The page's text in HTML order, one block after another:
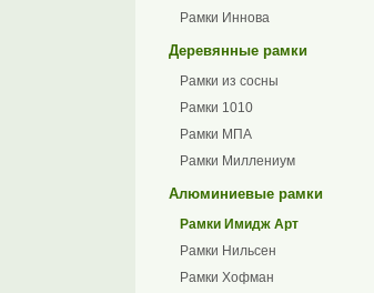
Рамки Иннова
Деревянные рамки
Рамки из сосны
Рамки 1010
Рамки МПА
Рамки Миллениум
Алюминиевые рамки
Рамки Имидж Арт
Рамки Нильсен
Рамки Хофман